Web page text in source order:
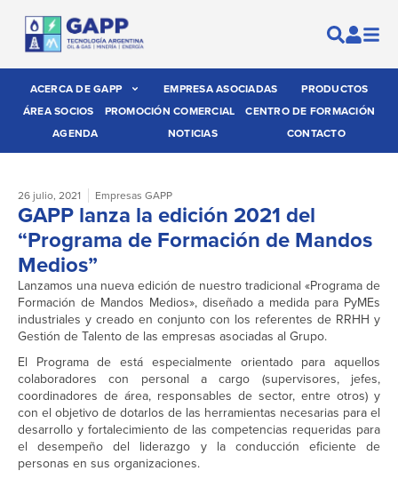
ACERCA DE GAPP EMPRESA ASOCIADAS
PRODUCTOS
ÁREA SOCIOS
PROMOCIÓN COMERCIAL
CENTRO DE FORMACIÓN
AGENDA
NOTICIAS CONTACTO
26 julio, 2021 Empresas GAPP
GAPP lanza la edición 2021 del
“Programa de Formación de Mandos
Medios”
Lanzamos una nueva edición de nuestro tradicional «Programa de
Formación de Mandos Medios», diseñado a medida para PyMEs
industriales y creado en conjunto con los referentes de RRHH y
Gestión de Talento de las empresas asociadas al Grupo.
El Programa de está especialmente orientado para aquellos
colaboradores con personal a cargo (supervisores, jefes,
coordinadores de área, responsables de sector, entre otros) y
con el objetivo de dotarlos de las herramientas necesarias para el
desarrollo y fortalecimiento de las competencias requeridas para
el desempeño del liderazgo y la conducción eficiente de
personas en sus organizaciones.